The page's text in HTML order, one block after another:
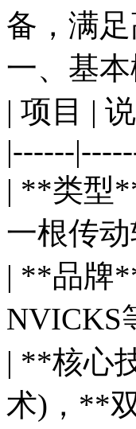
备，满
一、基
| 项目 |
|------
| **类型
一根传动
| **品牌
NVICKS
| **核心
术)，**